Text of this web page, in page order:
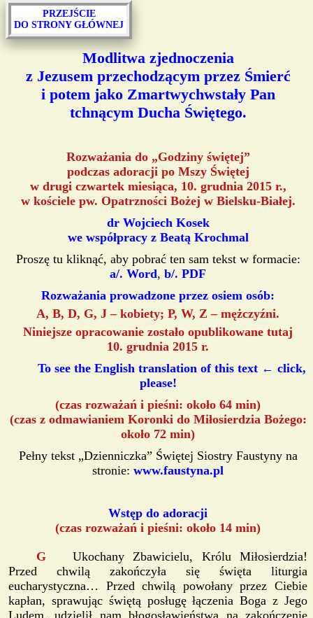
PRZEJŚCIE
DO STRONY GŁÓWNEJ
Modlitwa zjednoczenia
z Jezusem przechodzącym przez Śmierć
i potem jako Zmartwychwstały Pan
tchnącym Ducha Świętego.
Rozważania do „Godziny świętej”
podczas adoracji po Mszy Świętej
w drugi czwartek miesiąca, 10. grudnia 2015 r.,
w kościele pw. Opatrzności Bożej w Bielsku-Białej.
dr Wojciech Kosek
we współpracy z Beatą Krochmal
Proszę tu kliknąć, aby pobrać ten sam tekst w formacie:
a/. Word, b/. PDF
Rozważania prowadzone przez osiem osób:
A, B, D, G, J – kobiety; P, W, Z – mężczyźni.
Niniejsze opracowanie zostało opublikowane tutaj
10. grudnia 2015 r.
To see the English translation of this text ← click,
please!
(czas rozważań i pieśni: około 64 min)
(czas z odmawianiem Koronki do Miłosierdzia Bożego:
około 72 min)
Pełny tekst „Dzienniczka” Świętej Siostry Faustyny na
stronie: www.faustyna.pl
Wstęp do adoracji
(czas rozważań i pieśni: około 14 min)
G Ukochany Zbawicielu, Królu Miłosierdzia!
Przed chwilą zakończyła się święta liturgia
eucharystyczna… Przed chwilą powołany przez Ciebie
kapłan, sprawując świętą posługę łączenia Boga z Jego
Ludem, udzielił nam błogosławieństwa na zakończenie